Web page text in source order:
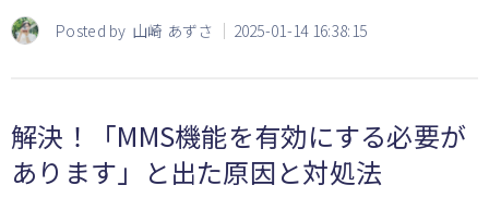
Posted by 山崎 あずさ 2025-01-14 16:38:15
解決！「MMS機能を有効にする必要が
あります」と出た原因と対処法